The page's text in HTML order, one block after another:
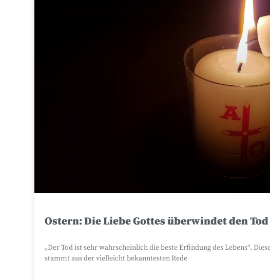
Ostern: Die Liebe Gottes überwindet den Tod
„Der Tod ist sehr wahrscheinlich die beste Erfindung des Lebens“.
stammt aus der vielleicht bekanntesten Rede